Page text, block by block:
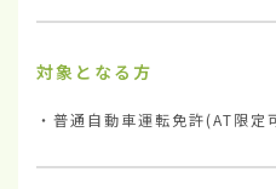
対象となる方
・普通自動車運転免許(AT限定